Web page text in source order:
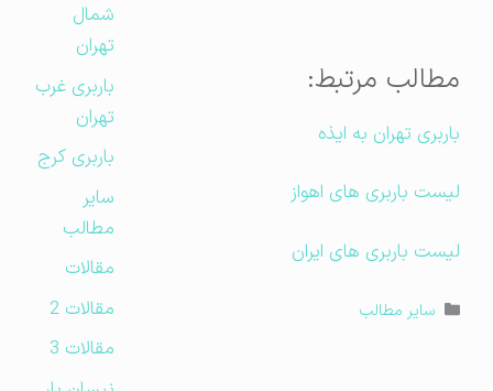
مطالب مرتبط:
باربری تهران به ایذه
لیست باربری های اهواز
لیست باربری های ایران
دسته‌ها
سایر مطالب
شمال
تهران
باربری غرب
تهران
باربری کرج
مطالب
مقالات
مقالات 2
مقالات 3